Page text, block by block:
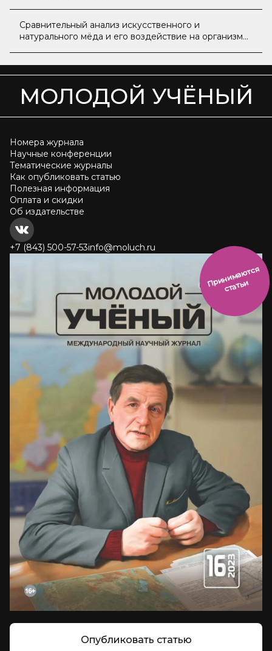
Сравнительный анализ искусственного и
натурального мёда и его воздействие на организм
МОЛОДОЙ УЧЁНЫЙ
Номера журнала
Научные конференции
Тематические журналы
Как опубликовать статью
Полезная информация
Оплата и скидки
Об издательстве
+7 (843) 500-57-53info@moluch.ru
П
р
и
н
и
м
а
ют
с
я
ст
ать
и
Опубликовать статью